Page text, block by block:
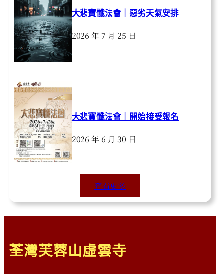
大悲寶懺法會｜惡劣天氣安排
2026 年 7 月 25 日
大悲寶懺法會｜開始接受報名
2026 年 6 月 30 日
查看更多
荃灣芙蓉山虛雲寺